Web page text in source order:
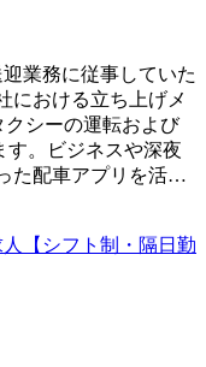
業務に従事していた
における立ち上げメ
シーの運転および
す。ビジネスや深夜
た配車アプリを活…
【シフト制・隔日勤